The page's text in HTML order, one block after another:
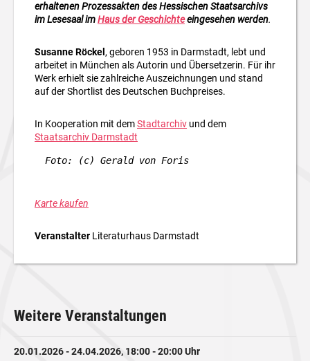
erhaltenen Prozessakten des Hessischen Staatsarchivs
im Lesesaal imHaus der Geschichteeingesehen werden.
Susanne Röckel , geboren 1953 in Darmstadt, lebt und
arbeitet in München als Autorin und Übersetzerin. Für ihr
Werk erhielt sie zahlrei­che Auszeichnungen und stand
auf der Shortlist des Deutschen Buchpreises.
In Kooperation mit demStadtarchiv und dem
Staatsarchiv Darmstadt
Foto: (c) Gerald von Foris
Karte kaufen
Veranstalter Literaturhaus Darmstadt
Weitere Veranstaltungen
20.01.2026 - 24.04.2026, 18:00 - 20:00 Uhr